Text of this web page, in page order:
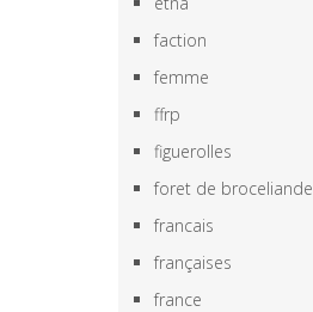
faction
femme
ffrp
figuerolles
foret de broceliande
francais
françaises
france